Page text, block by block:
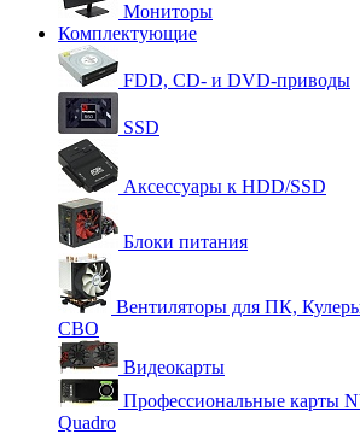
Мониторы
Комплектующие
FDD, CD- и DVD-приводы
SSD
Аксессуары к HDD/SSD
Блоки питания
Вентиляторы для ПК,
СВО
Видеокарты
Профессиональные карты
Quadro